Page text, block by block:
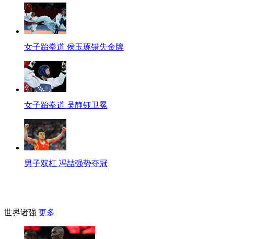
女子跆拳道 侯玉琢错失金牌
女子跆拳道 吴静钰卫冕
男子双杠 冯喆强势夺冠
世界诸强 更多